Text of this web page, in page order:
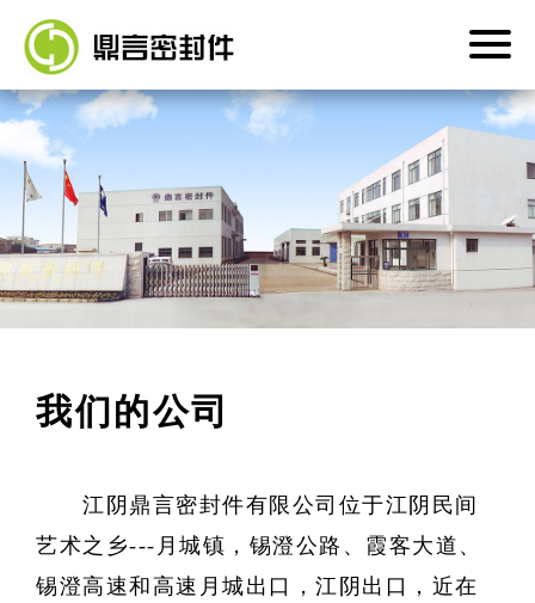
首页
产品中心
关于我们
Language
我们的公司
江阴鼎言密封件有限公司位于江阴民间
艺术之乡---月城镇，锡澄公路、霞客大道、
锡澄高速和高速月城出口，江阴出口，近在